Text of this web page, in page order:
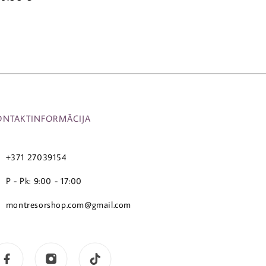
+371 27039154
P - Pk: 9:00 - 17:00
montresorshop.com@gmail.com